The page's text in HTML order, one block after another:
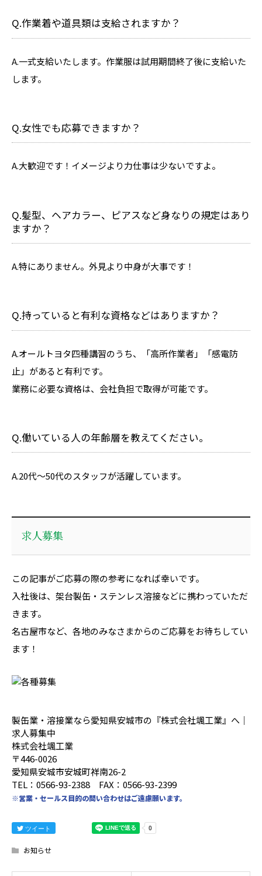
Q.作業着や道具類は支給されますか？
A.一式支給いたします。作業服は試用期間終了後に支給いた
します。
Q.女性でも応募できますか？
A.大歓迎です！イメージより力仕事は少ないですよ。
Q.髪型、ヘアカラー、ピアスなど身なりの規定はあり
ますか？
A.特にありません。外見より中身が大事です！
Q.持っていると有利な資格などはありますか？
A.オールトヨタ四種講習のうち、「高所作業者」「感電防
止」があると有利です。
業務に必要な資格は、会社負担で取得が可能です。
Q.働いている人の年齢層を教えてください。
A.20代～50代のスタッフが活躍しています。
求人募集
この記事がご応募の際の参考になれば幸いです。
入社後は、架台製缶・ステンレス溶接などに携わっていただ
きます。
名古屋市など、各地のみなさまからのご応募をお待ちしてい
ます！
製缶業・溶接業なら愛知県安城市の『株式会社颯工業』へ｜
求人募集中
株式会社颯工業
〒446-0026
愛知県安城市安城町祥南26-2
TEL：0566-93-2388 FAX：0566-93-2399
※営業・セールス目的の問い合わせはご遠慮願います。
ツイート
お知らせ